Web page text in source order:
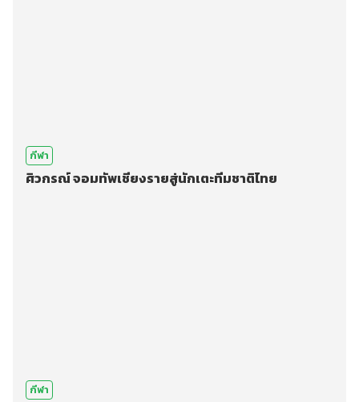
กีฬา
ศิวกรณ์ จอมทัพเชียงรายสู่นักเตะทีมชาติไทย
กีฬา